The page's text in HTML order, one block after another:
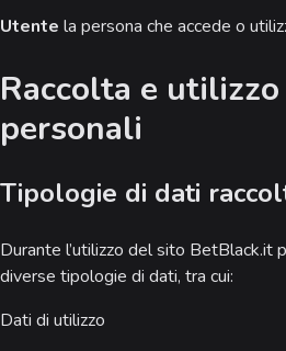
Utente la persona che accede o
Raccolta e
personali
Tipologie di dati
Durante l’utilizzo del sito BetBlack.it
diverse tipologie di dati, tra cui:
Dati di utilizzo